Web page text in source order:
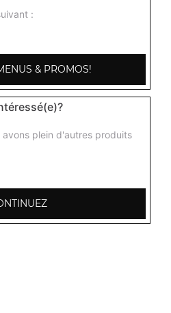
:
& PROMOS!
plein d'autres produits